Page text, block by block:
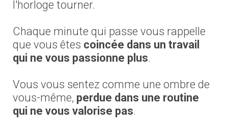
l'horloge tourner.
Chaque minute qui passe vous rappelle
que vous êtes coincée dans un travail
qui ne vous passionne plus.
Vous vous sentez comme une ombre de
vous-même, perdue dans une routine
qui ne vous valorise pas.